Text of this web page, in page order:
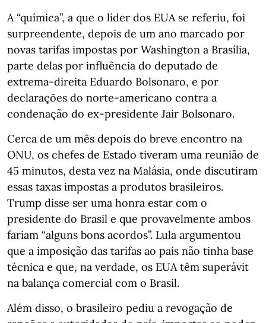
A “química”, a que o líder dos EUA se referiu, foi
surpreendente, depois de um ano marcado por
novas tarifas impostas por Washington a Brasília,
parte delas por influência do deputado de
extrema-direita Eduardo Bolsonaro, e por
declarações do norte-americano contra a
condenação do ex-presidente Jair Bolsonaro.
Cerca de um mês depois do breve encontro na
ONU, os chefes de Estado tiveram uma reunião de
45 minutos, desta vez na Malásia, onde discutiram
essas taxas impostas a produtos brasileiros.
Trump disse ser uma honra estar com o
presidente do Brasil e que provavelmente ambos
fariam “alguns bons acordos”. Lula argumentou
que a imposição das tarifas ao país não tinha base
técnica e que, na verdade, os EUA têm superávit
na balança comercial com o Brasil.
Além disso, o brasileiro pediu a revogação de